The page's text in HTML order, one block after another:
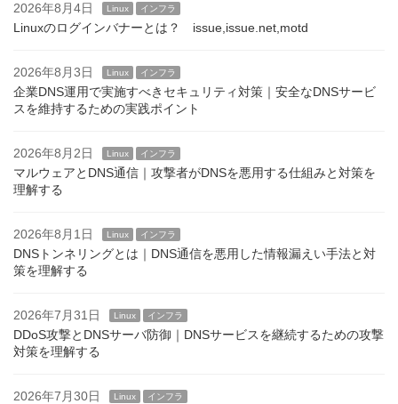
2026年8月4日 Linux インフラ
Linuxのログインバナーとは？ issue,issue.net,motd
2026年8月3日 Linux インフラ
企業DNS運用で実施すべきセキュリティ対策｜安全なDNSサービ
スを維持するための実践ポイント
2026年8月2日 Linux インフラ
マルウェアとDNS通信｜攻撃者がDNSを悪用する仕組みと対策を
理解する
2026年8月1日 Linux インフラ
DNSトンネリングとは｜DNS通信を悪用した情報漏えい手法と対
策を理解する
2026年7月31日 Linux インフラ
DDoS攻撃とDNSサーバ防御｜DNSサービスを継続するための攻撃
対策を理解する
2026年7月30日 Linux インフラ